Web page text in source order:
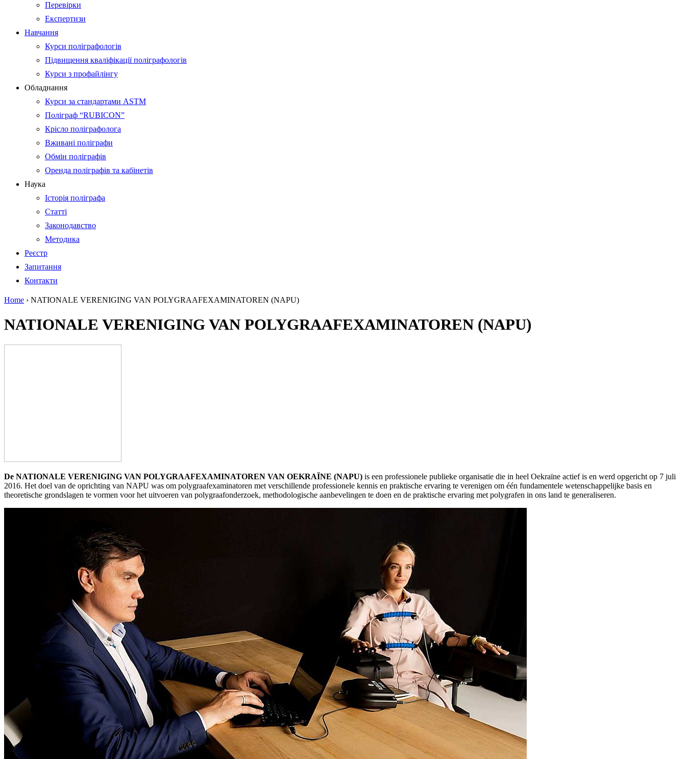
Перевірки
Експертизи
Навчання
Курси поліграфологів
Підвищення кваліфікації поліграфологів
Курси з профайлінгу
Обладнання
Курси за стандартами ASTM
Поліграф “RUBICON”
Крісло поліграфолога
Вживані поліграфи
Обмін поліграфів
Оренда поліграфів та кабінетів
Наука
Історія поліграфа
Статті
Законодавство
Методика
Реєстр
Запитання
Контакти
Home › NATIONALE VERENIGING VAN POLYGRAAFEXAMINATOREN (NAPU)
NATIONALE VERENIGING VAN POLYGRAAFEXAMINATOREN (NAPU)
De NATIONALE VERENIGING VAN POLYGRAAFEXAMINATOREN VAN OEKRAÏNE (NAPU) is een professionele publieke organisatie die in heel Oekraïne actief is en werd opgericht op 7 juli
2016. Het doel van de oprichting van NAPU was om polygraafexaminatoren met verschillende professionele kennis en praktische ervaring te verenigen om één fundamentele wetenschappelijke basis en
theoretische grondslagen te vormen voor het uitvoeren van polygraafonderzoek, methodologische aanbevelingen te doen en de praktische ervaring met polygrafen in ons land te generaliseren.